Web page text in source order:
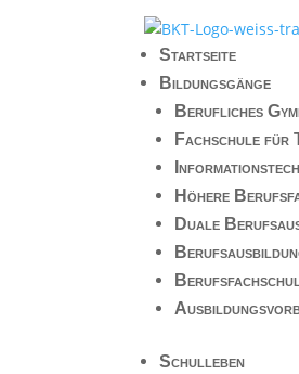
Startseite
Bildungsgänge
Berufliches
Fachschule für
Höhere
Duale
Schulleben